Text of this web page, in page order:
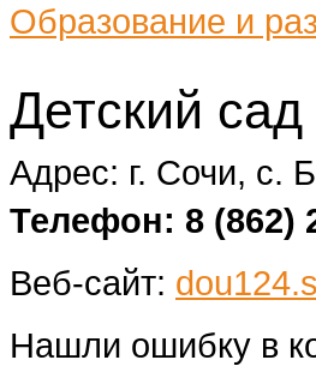
Образование и
Детский
Адрес: г. Сочи, с.
Телефон: 8 (862)
Веб-сайт:
Нашли ошибку в